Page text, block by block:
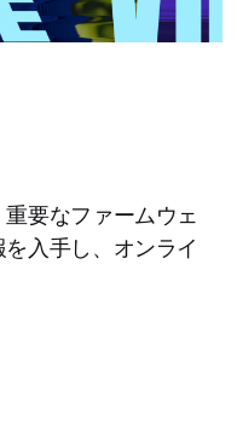
要なファームウェ
入手し、オンライ